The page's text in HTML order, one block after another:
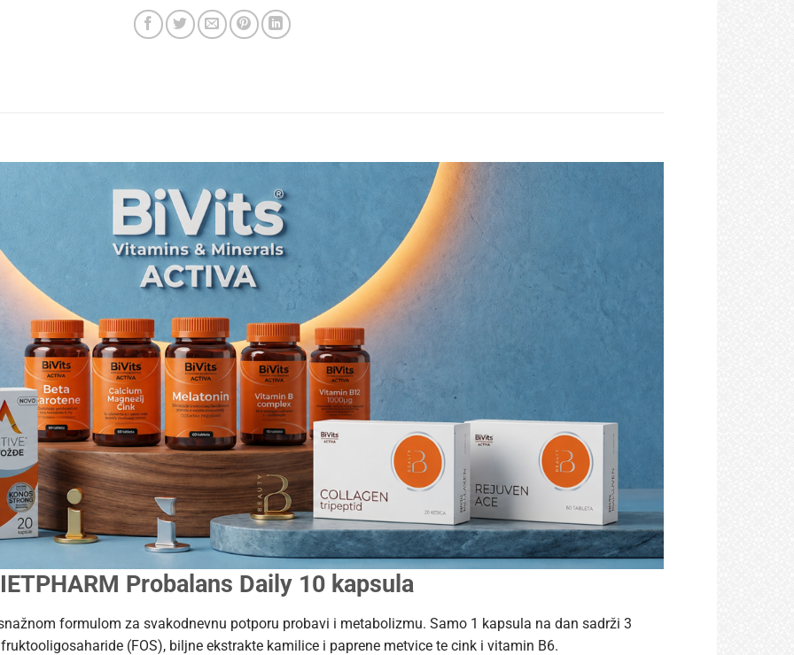
Probalans Daily 10 kapsula
formulom za svakodnevnu potporu probavi i metabolizmu. Samo 1 kapsula na dan sadrži 3
(FOS), biljne ekstrakte kamilice i paprene metvice te cink i vitamin B6.